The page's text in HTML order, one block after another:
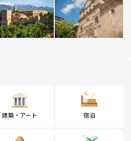
建築・アート 宿泊